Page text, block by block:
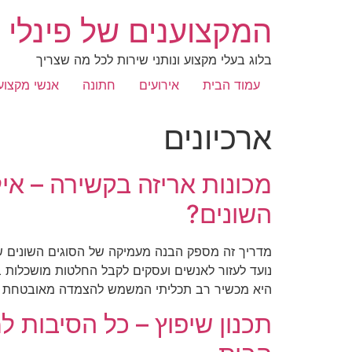
המקצוענים של פינלי
בלוג בעלי מקצוע ונותני שירות לכל מה שצריך
עמוד הבית
אירועים חתונה אנשי
ארכיונים
מכונות אריזה בקשירה –
השונים?
מדריך זה מספק הבנה מעמיקה של הסוגים השונים
נועד לעזור לאנשים ועסקים לקבל החלטות
היא מכשיר רב תכליתי המשמש להצמדה
תכנון שיפוץ – כל